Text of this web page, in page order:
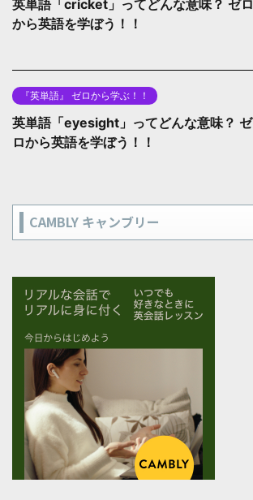
英単語「cricket」ってどんな意味？ ゼロ
から英語を学ぼう！！
『英単語』 ゼロから学ぶ！！
英単語「eyesight」ってどんな意味？ ゼ
ロから英語を学ぼう！！
CAMBLY キャンブリー